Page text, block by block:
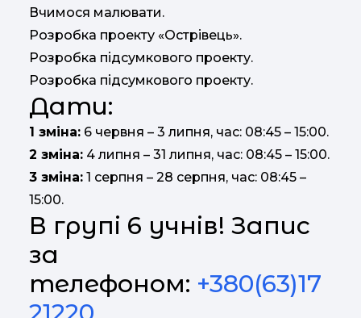
Вчимося малювати.
Розробка проекту «Острівець».
Розробка підсумкового проекту.
Розробка підсумкового проекту.
Дати:
1 зміна: 6 червня – 3 липня, час: 08:45 – 15:00.
2 зміна: 4 липня – 31 липня, час: 08:45 – 15:00.
3 зміна: 1 серпня – 28 серпня, час: 08:45 –
15:00.
В групі 6 учнів! Запис
за
телефоном: +380(63)17